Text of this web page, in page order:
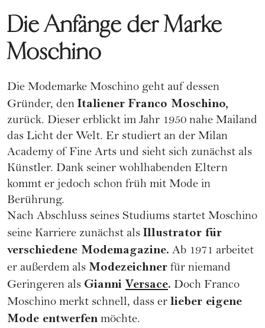
Die Anfänge der Marke
Moschino
Die Modemarke Moschino geht auf dessen
Gründer, den Italiener Franco Moschino,
zurück. Dieser erblickt im Jahr 1950 nahe Mailand
das Licht der Welt. Er studiert an der Milan
Academy of Fine Arts und sieht sich zunächst als
Künstler. Dank seiner wohlhabenden Eltern
kommt er jedoch schon früh mit Mode in
Berührung.
Nach Abschluss seines Studiums startet Moschino
seine Karriere zunächst als Illustrator für
verschiedene Modemagazine. Ab 1971 arbeitet
er außerdem als Modezeichner für niemand
Geringeren als GianniVersace. Doch Franco
Moschino merkt schnell, dass er lieber eigene
Mode entwerfen möchte.